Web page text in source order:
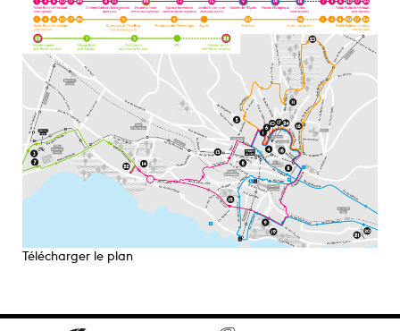
Télécharger le plan